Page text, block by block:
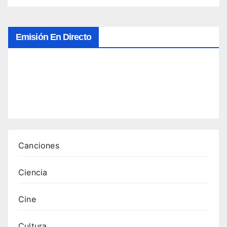
Emisión En Directo
Canciones
Ciencia
Cine